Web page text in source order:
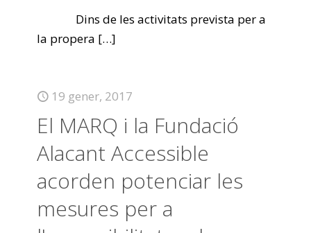
Dins de les activitats prevista per a
la propera […]
19 gener, 2017
El MARQ i la Fundació
Alacant Accessible
acorden potenciar les
mesures per a